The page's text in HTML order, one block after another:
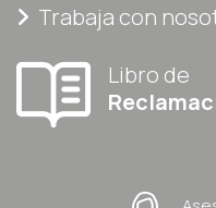
Trabaja con
Libro de